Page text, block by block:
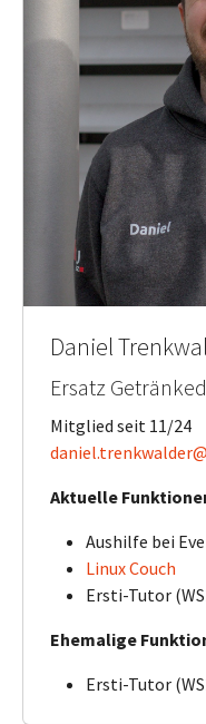
Daniel
Ersatz
Mitglied seit 11/24
Aktuelle
Aushilfe bei
Linux Couch
Ersti-Tutor
Ehemalige
Ersti-Tutor